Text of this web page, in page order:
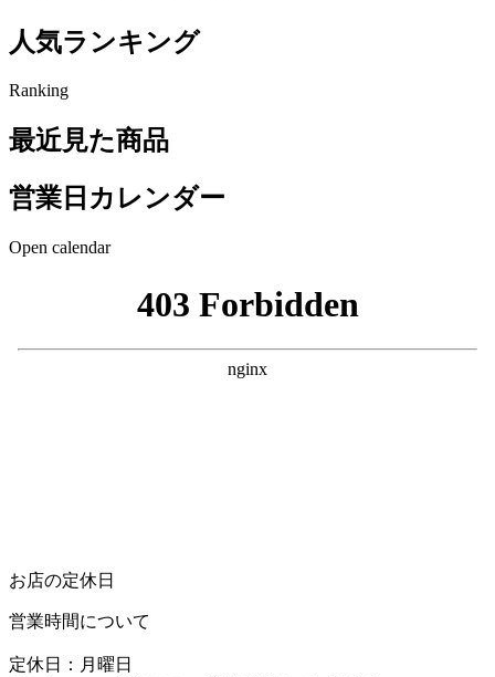
人気ランキング
Ranking
最近見た商品
営業日カレンダー
Open calendar
お店の定休日
営業時間について
定休日：月曜日